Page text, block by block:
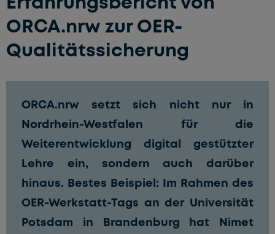
ORCA.nrw zur OER-
Qualitätssicherung
ORCA.nrw setzt sich nicht nur in
Nordrhein-Westfalen für die
Weiterentwicklung digital gestützter
Lehre ein, sondern auch darüber
hinaus. Bestes Beispiel: Im Rahmen des
OER-Werkstatt-Tags an der Universität
Potsdam in Brandenburg hat Nimet